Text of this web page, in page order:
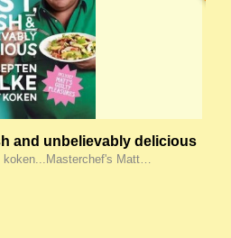
and unbelievably delicious
koken...Masterchef's Matt…